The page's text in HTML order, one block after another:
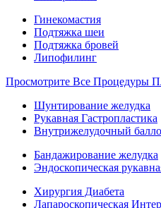
Гинекомастия
Подтяжка шеи
Подтяжка бровей
Липофилинг
Просмотрите Все Процедуры
Шунтирование желудка
Рукавная Гастропластика
Внутрижелудочный
Бандажирование желудка
Эндоскопическая
Хирургия Диабета
Лапароскопическая